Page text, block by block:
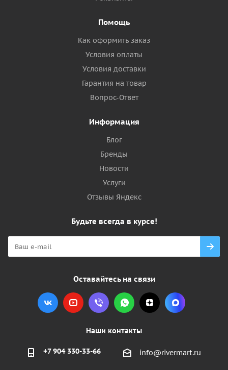
Помощь
Как оформить заказ
Условия оплаты
Условия доставки
Гарантия на товар
Вопрос-Ответ
Информация
Блог
Бренды
Новости
Услуги
Отзывы Яндекс
Будьте всегда в курсе!
Оставайтесь на связи
Наши контакты
+7 904 330-33-66 info@rivermart.ru